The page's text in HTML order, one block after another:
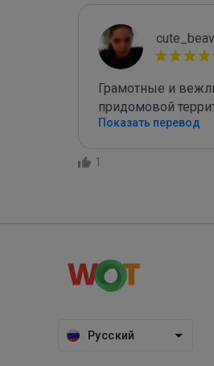
Грамотные и
придомовой
Показать перевод
1
Русский